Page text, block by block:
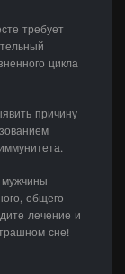
требует
цикла
причину
общего
лечение и
сне!